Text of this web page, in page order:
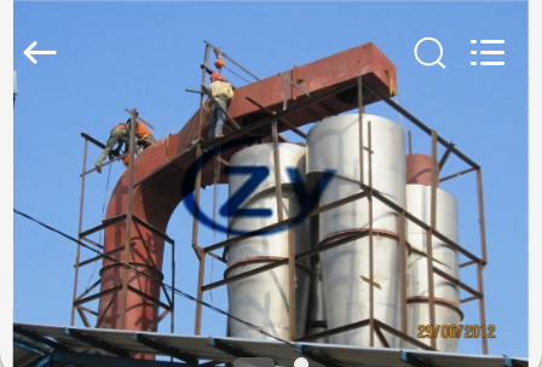
HUIS
PRODUCTEN
ONGEVEER
DE
V.S.
Engineering
Machinery
Rights